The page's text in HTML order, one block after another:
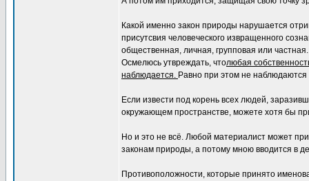
Какой именно закон природы нарушается
присутсвия человеческого извращенного
общественная, личная, групповая или
Осмелюсь утвреждать, чтолюбая
наблюдается. Равно при этом не наблюдаются
Если извести под корень всех людей,
окружающем пространстве, можете хотя бы
Но и это не всё. Любой материалист может
законам природы, а потому мною вводится в
Противоположности, которые принято